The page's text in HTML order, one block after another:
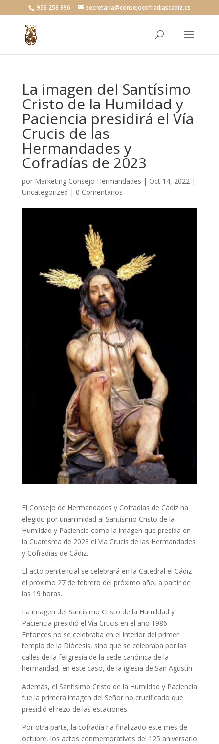
956 258 996 secretaria@consejocofradiascadiz.es
La imagen del Santísimo
Cristo de la Humildad y
Paciencia presidirá el Vía
Crucis de las
Hermandades y
Cofradías de 2023
por Marketing Consejo Hermandades | Oct 14, 2022|
Uncategorized | 0 Comentarios
El Consejo de Hermandades y Cofradías de Cádiz ha
elegido por unanimidad al Santísimo Cristo de la
Humildad y Paciencia como la imagen que presida en
la Cuaresma de 2023 el Vía Crucis de las Hermandades
y Cofradías de Cádiz.
El acto penitencial se celebrará en la Catedral el Cádiz
el próximo 27 de febrero del próximo año, a partir de
las 19 horas.
La imagen del Santísimo Cristo de la Humildad y
Paciencia presidió el Vía Crucis en el año 1986.
Entonces no se celebraba en el interior del primer
templo de la Diócesis, sino que se celebraba por las
calles de la feligresía de la sede canónica de la
hermandad, en este caso, de la iglesia de San Agustín.
Además, el Santísimo Cristo de la Humildad y Paciencia
fue la primera imagen del Señor no crucificado que
presidió el rezo de las estaciones.
Por otra parte, la cofradía ha finalizado este mes de
octubre, los actos conmemorativos del 125 aniversario